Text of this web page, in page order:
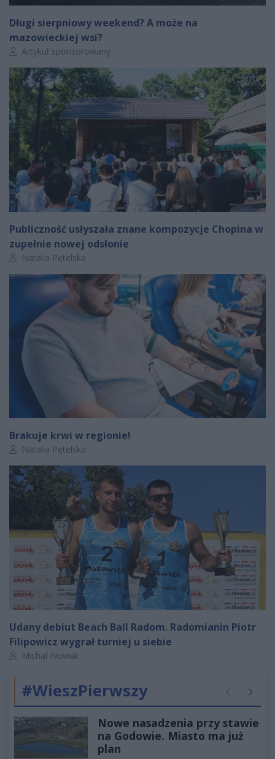
Długi sierpniowy weekend? A może na
mazowieckiej wsi?
Autor artykułu:
Artykuł sponsorowany
Publiczność usłyszała znane kompozycje Chopina w
zupełnie nowej odsłonie
Autor artykułu:
Natalia Pętelska
Brakuje krwi w regionie!
Autor artykułu:
Natalia Pętelska
Udany debiut Beach Ball Radom. Radomianin Piotr
Filipowicz wygrał turniej u siebie
Autor artykułu:
Michał Nowak
#WieszPierwszy Poprzednie
Nowe nasadzenia przy stawie
na Godowie. Miasto ma już
plan